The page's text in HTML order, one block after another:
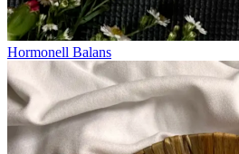
Hormonell Balans